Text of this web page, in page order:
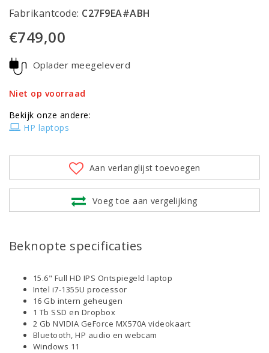
Fabrikantcode: C27F9EA#ABH
€749,00
Oplader meegeleverd
Niet op voorraad
Bekijk onze andere:
HP laptops
Aan verlanglijst toevoegen
Voeg toe aan vergelijking
Beknopte specificaties
15.6" Full HD IPS Ontspiegeld laptop
Intel i7-1355U processor
16 Gb intern geheugen
1 Tb SSD en Dropbox
2 Gb NVIDIA GeForce MX570A videokaart
Bluetooth, HP audio en webcam
Windows 11